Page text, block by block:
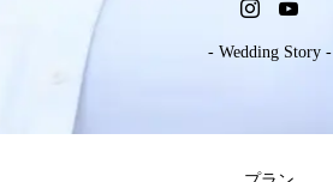
- Wedding Story -